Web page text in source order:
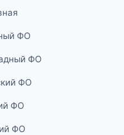
ФО
ФО
ФО
ФО
ФО